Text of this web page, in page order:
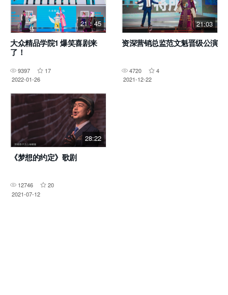
21：45
大众精品学院1 爆笑喜剧来
了！
9397
17
2022-01-26
21:03
资深营销总监范文魁晋级公演
4720
4
2021-12-22
28:22
《梦想的约定》歌剧
12746
20
2021-07-12